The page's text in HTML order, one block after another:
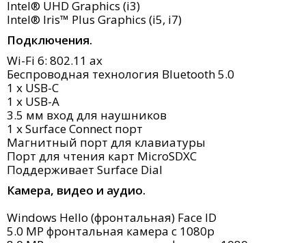
Intel® UHD Graphics (i3)
Intel® Iris™ Plus Graphics (i5, i7)
Подключения.
Wi-Fi 6: 802.11 ax
Беспроводная технология Bluetooth 5.0
1 x USB-C
1 x USB-A
3.5 мм вход для наушников
1 x Surface Connect порт
Магнитный порт для клавиатуры
Порт для чтения карт MicroSDXC
Поддерживает Surface Dial
Камера, видео и аудио.
Windows Hello (фронтальная) Face ID
5.0 MP фронтальная камера с 1080p